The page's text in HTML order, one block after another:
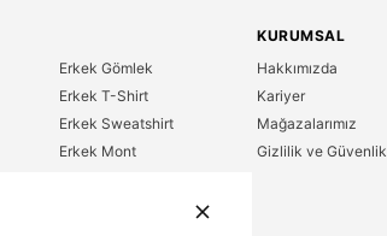
Erkek Gömlek
Erkek T-Shirt
Erkek Sweatshirt
Erkek Mont
KURUMSAL
Hakkımızda
Kariyer
Mağazalarımız
Gizlilik ve Güvenlik